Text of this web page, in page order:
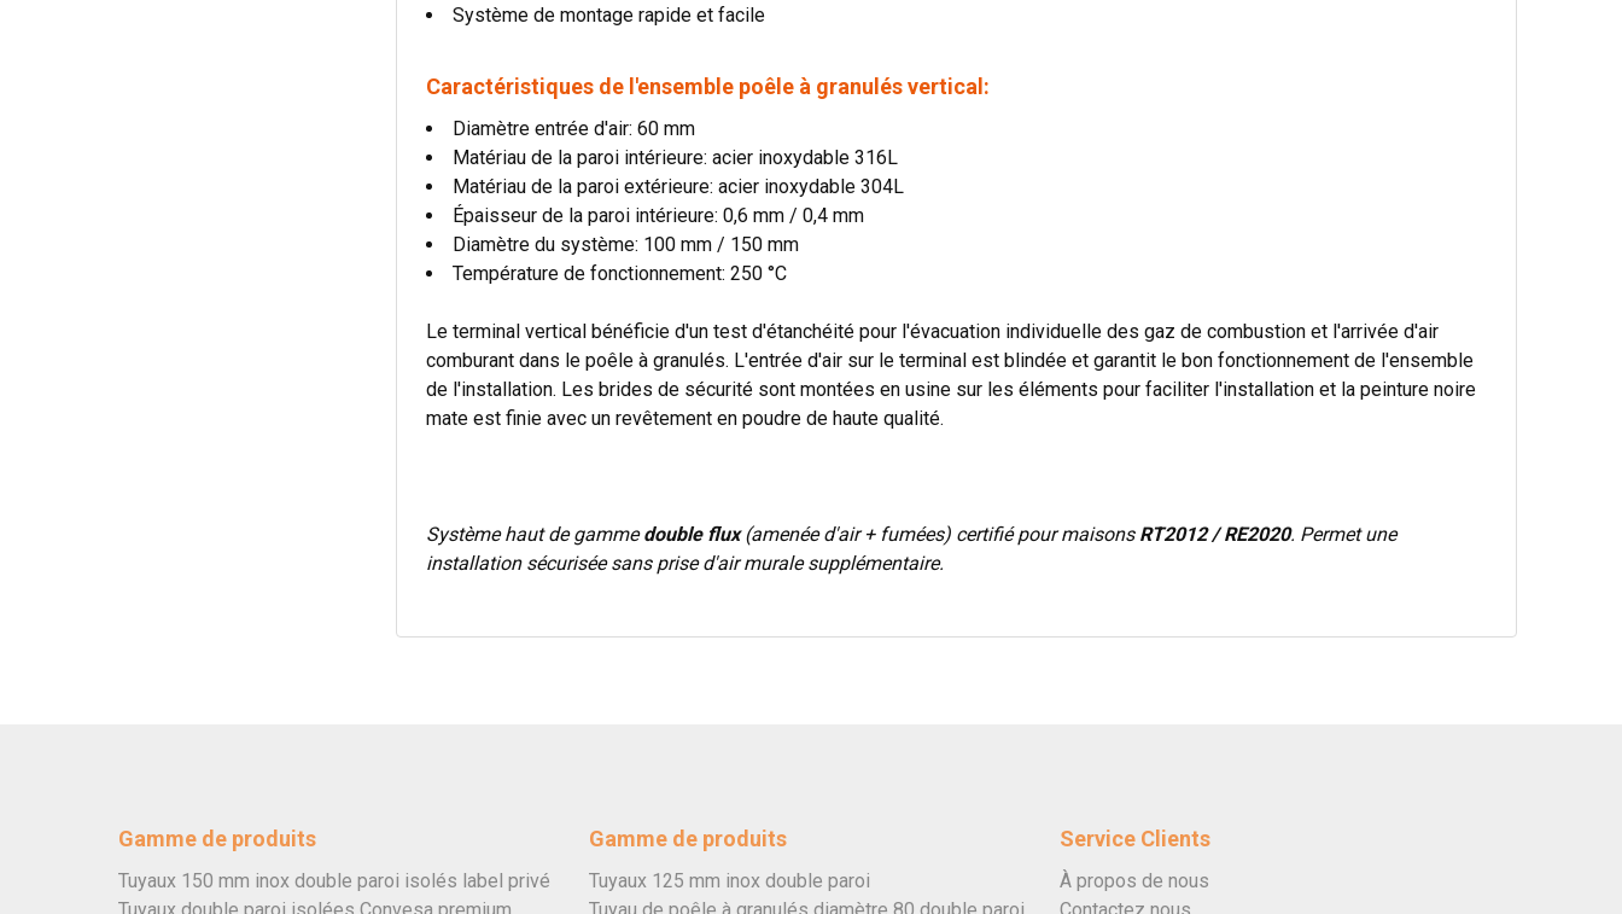
Système de montage rapide et facile
Caractéristiques de l'ensemble poêle à granulés vertical:
Diamètre entrée d'air: 60 mm
Matériau de la paroi intérieure: acier inoxydable 316L
Matériau de la paroi extérieure: acier inoxydable 304L
Épaisseur de la paroi intérieure: 0,6 mm / 0,4 mm
Diamètre du système: 100 mm / 150 mm
Température de fonctionnement: 250 °C
Le terminal vertical bénéficie d'un test d'étanchéité pour l'évacuation individuelle des gaz de combustion et l'arrivée d'air
comburant dans le poêle à granulés. L'entrée d'air sur le terminal est blindée et garantit le bon fonctionnement de l'ensemble
de l'installation. Les brides de sécurité sont montées en usine sur les éléments pour faciliter l'installation et la peinture noire
mate est finie avec un revêtement en poudre de haute qualité.
Système haut de gammedouble flux(amenée d'air + fumées) certifié pour maisons RT2012 / RE2020. Permet une
installation sécurisée sans prise d'air murale supplémentaire.
Gamme de produits
Tuyaux 150 mm inox double paroi isolés label privé
Gamme de produits
Tuyaux 125 mm inox double paroi
Service Clients
À propos de nous